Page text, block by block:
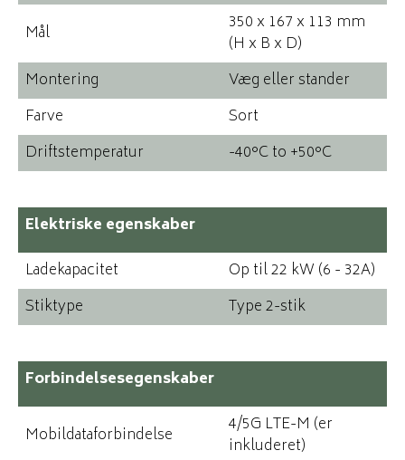
Mål
350 x 167 x 113 mm
(H x B x D)
Montering
Væg eller stander
Farve
Sort
Driftstemperatur
-40°C to +50°C
Elektriske egenskaber
Ladekapacitet
Op til 22 kW (6 - 32A)
Stiktype
Type 2-stik
Forbindelsesegenskaber
Mobildataforbindelse
4/5G LTE-M (er
inkluderet)